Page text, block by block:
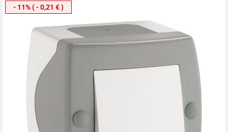
Преминете
към
изображенията
- 11% ( - 0,21 € )